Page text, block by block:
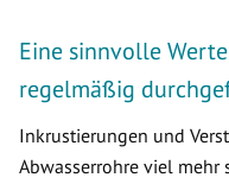
Eine sinnvolle
regelmäßig
Inkrustierungen und
Abwasserrohre viel mehr